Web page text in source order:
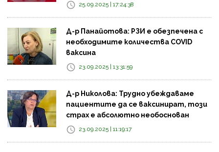
25.09.2025 | 17:24:38
Д-р Панайотова: РЗИ е обезпечена с
необходимите количества COVID
ваксина
23.09.2025 | 13:31:59
Д-р Николова: Трудно убеждаваме
пациентите да се ваксинират, този
страх е абсолютно необоснован
23.09.2025 | 11:19:17